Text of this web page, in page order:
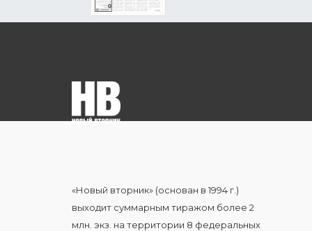
«Новый вторник» (основан в 1994 г.)
выходит суммарным тиражом более 2
млн. экз. на территории 8 федеральных